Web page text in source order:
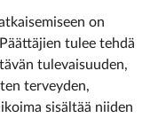
on
tulee tehdä
tulevaisuuden,
terveyden,
sisältää niiden